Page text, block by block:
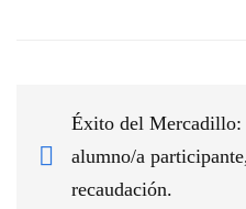
Éxito del Mercadillo:
alumno/a
recaudación.